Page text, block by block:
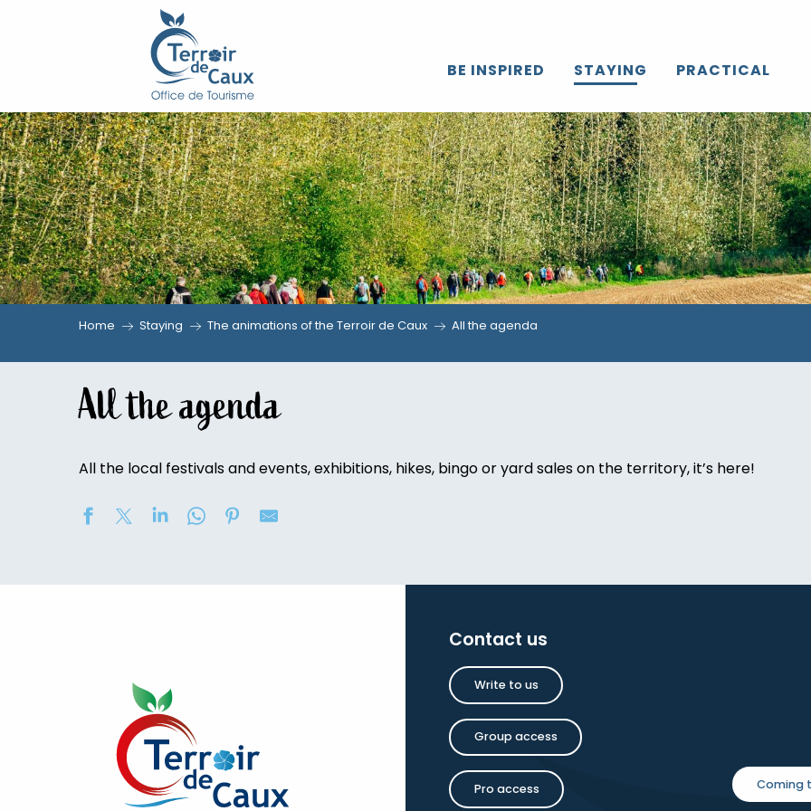
BE INSPIRED STAYING PRACTICAL
Home Staying The animations of the Terroir de Caux All the agenda
All the agenda
All the local festivals and events, exhibitions, hikes, bingo or yard sales on the territory, it’s here!
Exposition de peinture : Elisabeth Haloo Joye et Françoise Dauchot
Stage de natation 2026
[Ateliers créatifs]
Exposition : au jardin potager
Concerts à l'Envers du Croco
[Exposition temporaire] Jacques-Émile Blanche et Celia Saxton Noble : une amitié anglaise
Exposition “Il y a dix ans..." Photos Philippe Schlienger
Contact us
Write to us
Group access
Pro access Coming